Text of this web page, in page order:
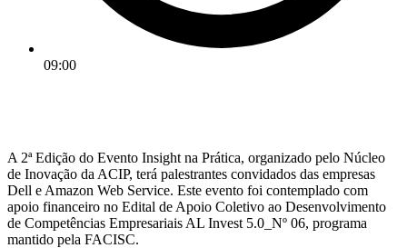
09:00
A 2ª Edição do Evento Insight na Prática, organizado pelo Núcleo
de Inovação da ACIP, terá palestrantes convidados das empresas
Dell e Amazon Web Service. Este evento foi contemplado com
apoio financeiro no Edital de Apoio Coletivo ao Desenvolvimento
de Competências Empresariais AL Invest 5.0_Nº 06, programa
mantido pela FACISC.